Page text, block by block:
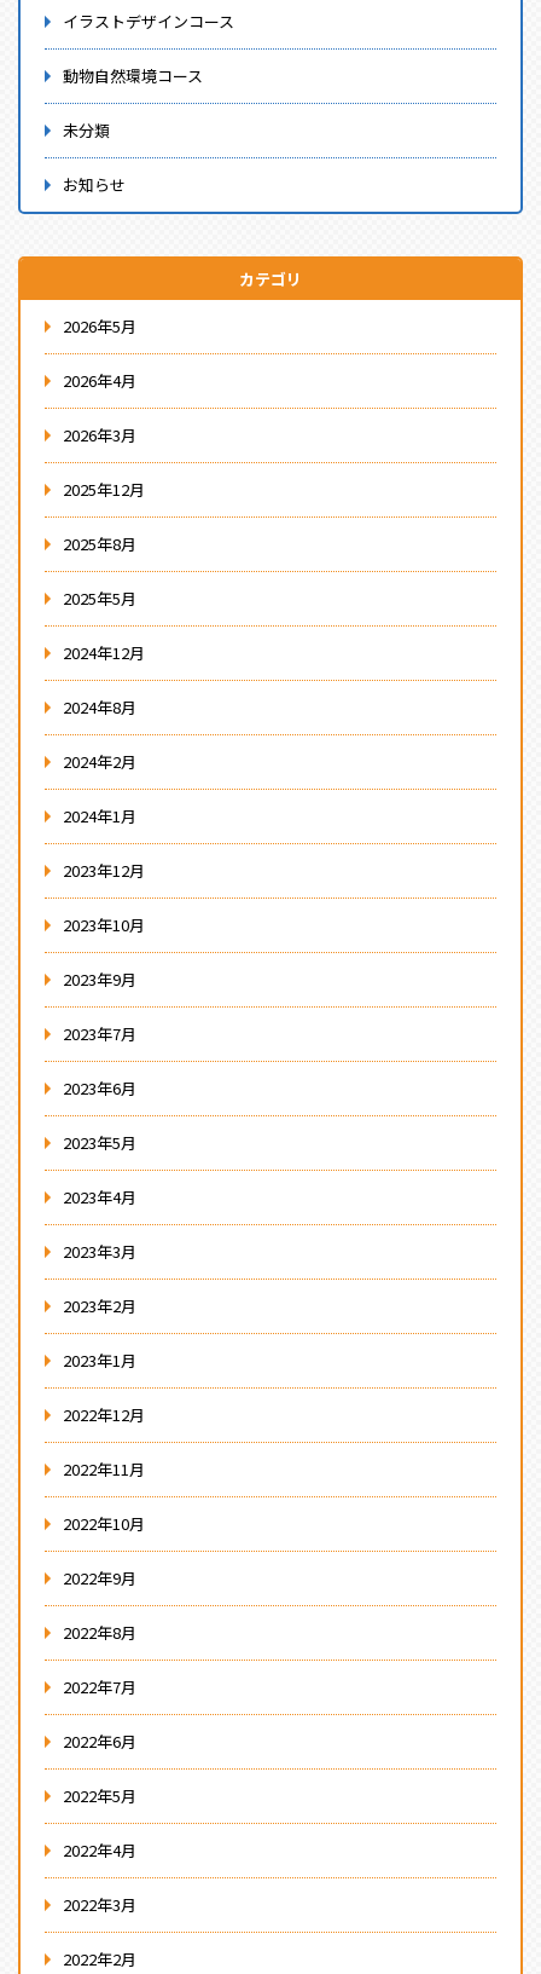
イラストデザインコース
動物自然環境コース
未分類
お知らせ
カテゴリ
2026年5月
2026年4月
2026年3月
2025年12月
2025年8月
2025年5月
2024年12月
2024年8月
2024年2月
2024年1月
2023年12月
2023年10月
2023年9月
2023年7月
2023年6月
2023年5月
2023年4月
2023年3月
2023年2月
2023年1月
2022年12月
2022年11月
2022年10月
2022年9月
2022年8月
2022年7月
2022年6月
2022年5月
2022年4月
2022年3月
2022年2月